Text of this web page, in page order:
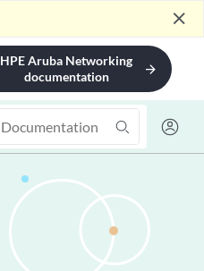
close
HPE Aruba Networking
documentation
arrow_forward